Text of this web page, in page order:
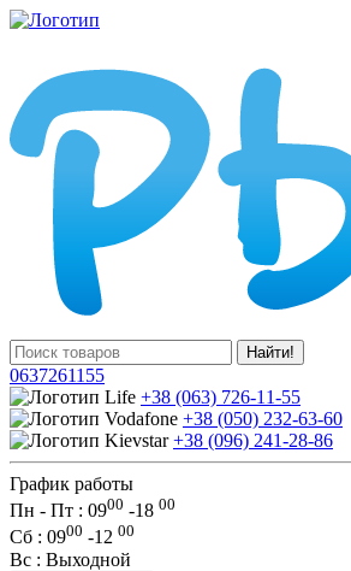
Найти!
0637261155
+38 (063) 726-11-55
+38 (050) 232-63-60
+38 (096) 241-28-86
График работы
Пн - Пт : 0900 -18 00
Сб : 0900 -12 00
Вс : Выходной